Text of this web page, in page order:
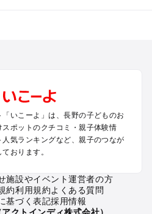
ールお出かけ
那路）のプールお出かけ
・姫木平のプールお出かけ
け
出かけ
お出かけ
プールお出かけ
いこーよ」は、長野の子どものお
ポットのクチコミ・親子体験情
気ランキングなど、親子のつなが
おります。
施設やイベント運営者の方
約利用規約よくある質問
基づく表記採用情報